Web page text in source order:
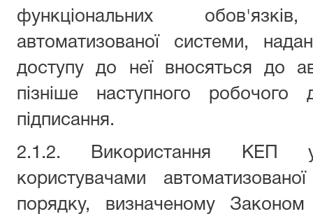
функціональних
автоматизованої системи,
доступу до неї вносяться до
пізніше наступного
підписання.
2.1.2. Використання КЕП
користувачами
порядку, визначеному